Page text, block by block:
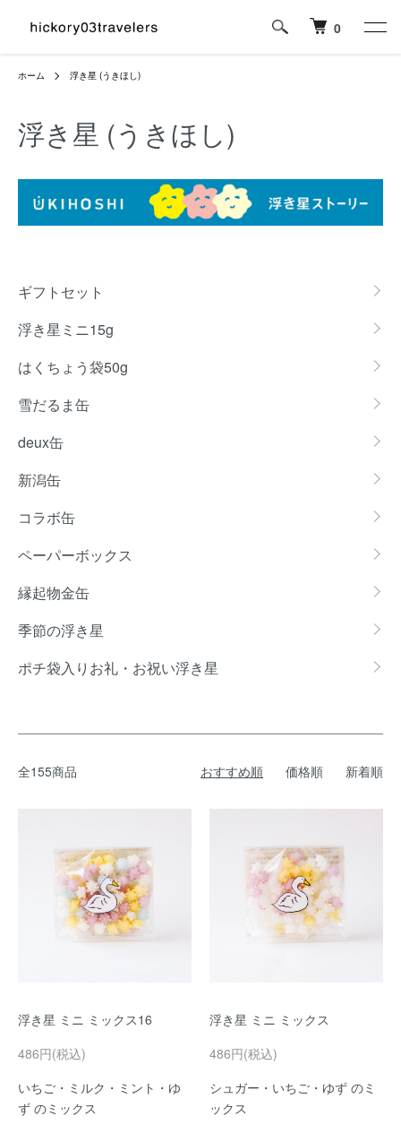
0
ホーム 浮き星 (うきほし)
浮き星 (うきほし)
カテゴリー一覧
ギフトセット
浮き星ミニ15g
はくちょう袋50g
雪だるま缶
deux缶
新潟缶
コラボ缶
ペーパーボックス
縁起物金缶
季節の浮き星
ポチ袋入りお礼・お祝い浮き星
全155商品 おすすめ順 価格順 新着順
浮き星 ミニ ミックス16
486円(税込)
いちご・ミルク・ミント・ゆ
ず のミックス
浮き星 ミニ ミックス
486円(税込)
シュガー・いちご・ゆず のミ
ックス